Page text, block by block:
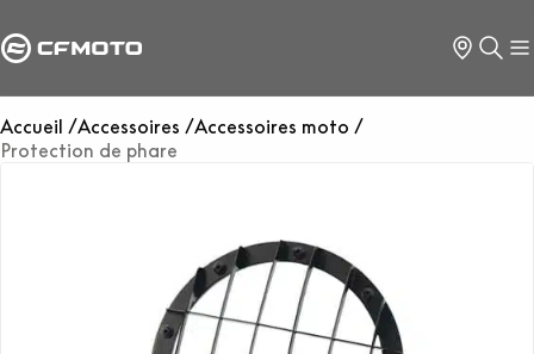
Accueil Accessoires
Accessoires moto
Protection de phare